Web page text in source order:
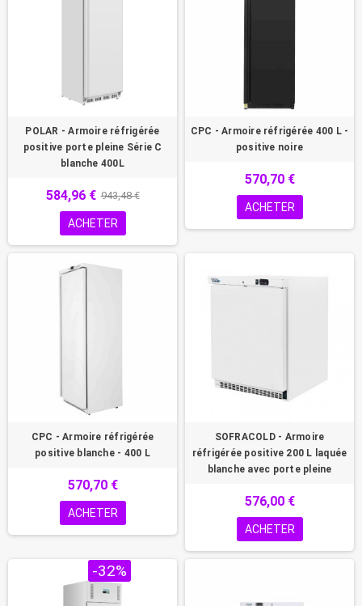
POLAR - Armoire réfrigérée
positive porte pleine Série C
blanche 400L
584,96 € 943,48 €
ACHETER
CPC - Armoire réfrigérée 400 L -
positive noire
570,70 €
ACHETER
CPC - Armoire réfrigérée
positive blanche - 400 L
570,70 €
ACHETER
SOFRACOLD - Armoire
réfrigérée positive 200 L laquée
blanche avec porte pleine
576,00 €
ACHETER
-32%